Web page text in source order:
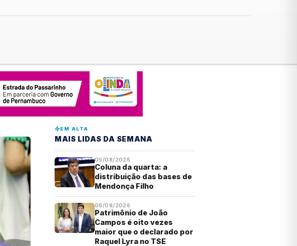
EM ALTA
MAIS LIDAS DA SEMANA
05/08/2026
Coluna da quarta: a
distribuição das bases de
Mendonça Filho
06/08/2026
Patrimônio de João
Campos é oito vezes
maior que o declarado por
Raquel Lyra no TSE